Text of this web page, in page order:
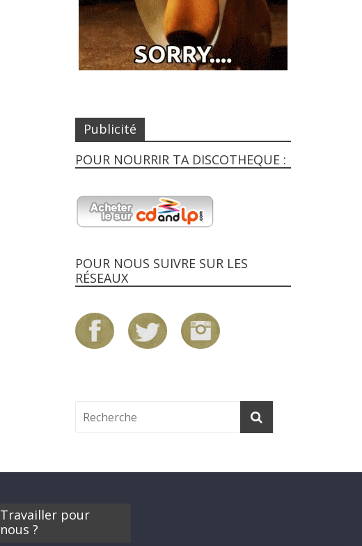
Publicité
POUR NOURRIR TA DISCOTHEQUE :
POUR NOUS SUIVRE SUR LES
RÉSEAUX
Travailler pour
nous ?